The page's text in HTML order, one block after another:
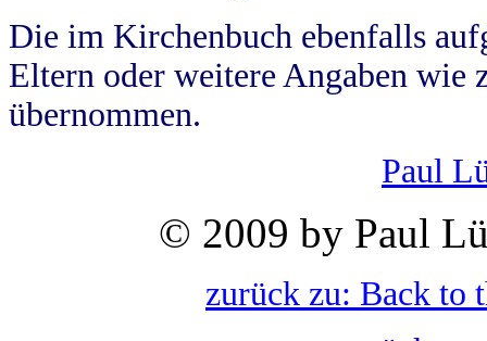
Die im Kirchenbuch ebenfalls
Eltern oder weitere Angaben wie
übernommen.
Paul
© 2009 by Paul
zurück zu: Back to